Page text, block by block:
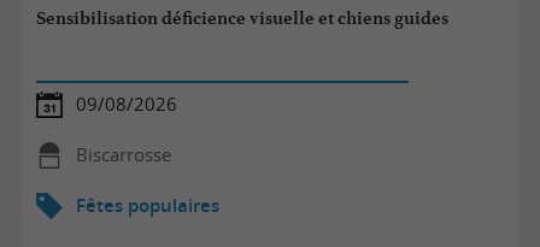
Sensibilisation déficience visuelle et chiens guides
09/08/2026
Biscarrosse
Fêtes populaires